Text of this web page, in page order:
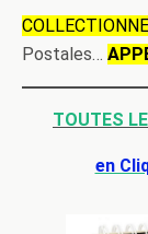
Postales…
TOUTES
en